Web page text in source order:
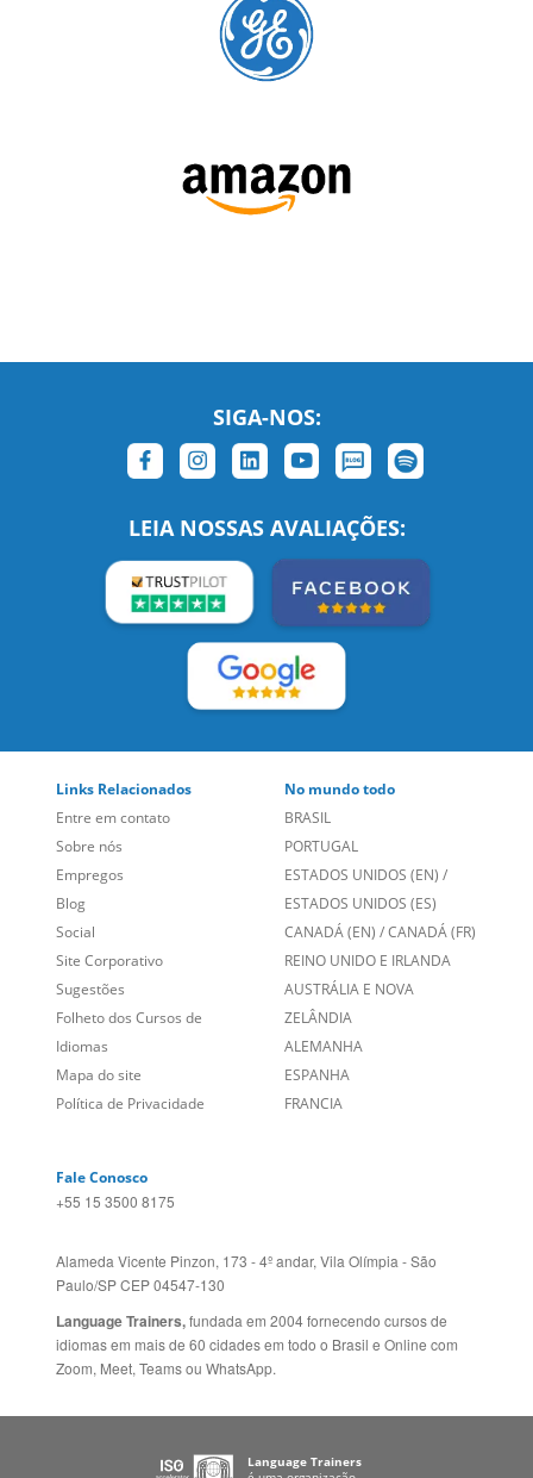
SIGA-NOS:
LEIA NOSSAS AVALIAÇÕES:
Links Relacionados
Entre em contato
Sobre nós
Empregos
Blog
Social
Site Corporativo
Sugestões
Folheto dos Cursos de
Idiomas
No mundo todo
BRASIL
PORTUGAL
ESTADOS UNIDOS (EN)/
ESTADOS UNIDOS (ES)
CANADÁ (EN) /CANADÁ (FR)
REINO UNIDO E IRLANDA
AUSTRÁLIA E NOVA
ZELÂNDIA
ALEMANHA
+55 15 3500 8175
Alameda Vicente Pinzon, 173 - 4º andar, Vila Olímpia - São
Paulo/SP CEP 04547-130
Language Trainers,fundada em 2004 fornecendo cursos de